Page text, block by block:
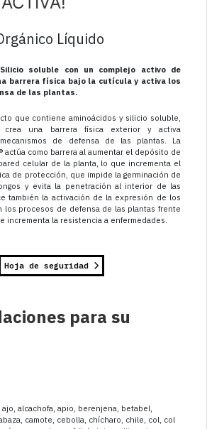
Líquido
soluble con un complejo activo de
barrera física bajo la cutícula y activa los
de las plantas.
que contiene aminoácidos y silicio soluble,
una barrera física exterior y activa
de defensa de las plantas. La
actúa como barrera al aumentar el depósito de
celular de la planta, lo que incrementa el
de protección, que impide la germinación de
y evita la penetración al interior de las
también la activación de la expresión de los
los procesos de defensa de las plantas frente
incrementa la resistencia a enfermedades.
Hoja de seguridad
para su
ajo, alcachofa, apio, berenjena, betabel,
camote, cebolla, chícharo, chile, col, col